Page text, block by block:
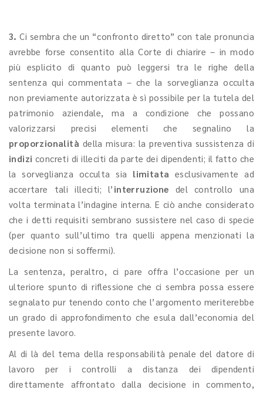
3. Ci sembra che un “confronto diretto” con tale pronuncia
avrebbe forse consentito alla Corte di chiarire – in modo
più esplicito di quanto può leggersi tra le righe della
sentenza qui commentata – che la sorveglianza occulta
non previamente autorizzata è sì possibile per la tutela del
patrimonio aziendale, ma a condizione che possano
valorizzarsi precisi elementi che segnalino la
proporzionalità della misura: la preventiva sussistenza di
indizi concreti di illeciti da parte dei dipendenti; il fatto che
la sorveglianza occulta sia limitata esclusivamente ad
accertare tali illeciti; l’ interruzione del controllo una
volta terminata l’indagine interna. E ciò anche considerato
che i detti requisiti sembrano sussistere nel caso di specie
(per quanto sull’ultimo tra quelli appena menzionati la
decisione non si soffermi).
La sentenza, peraltro, ci pare offra l’occasione per un
ulteriore spunto di riflessione che ci sembra possa essere
segnalato pur tenendo conto che l’argomento meriterebbe
un grado di approfondimento che esula dall’economia del
presente lavoro.
Al di là del tema della responsabilità penale del datore di
lavoro per i controlli a distanza dei dipendenti
direttamente affrontato dalla decisione in commento,